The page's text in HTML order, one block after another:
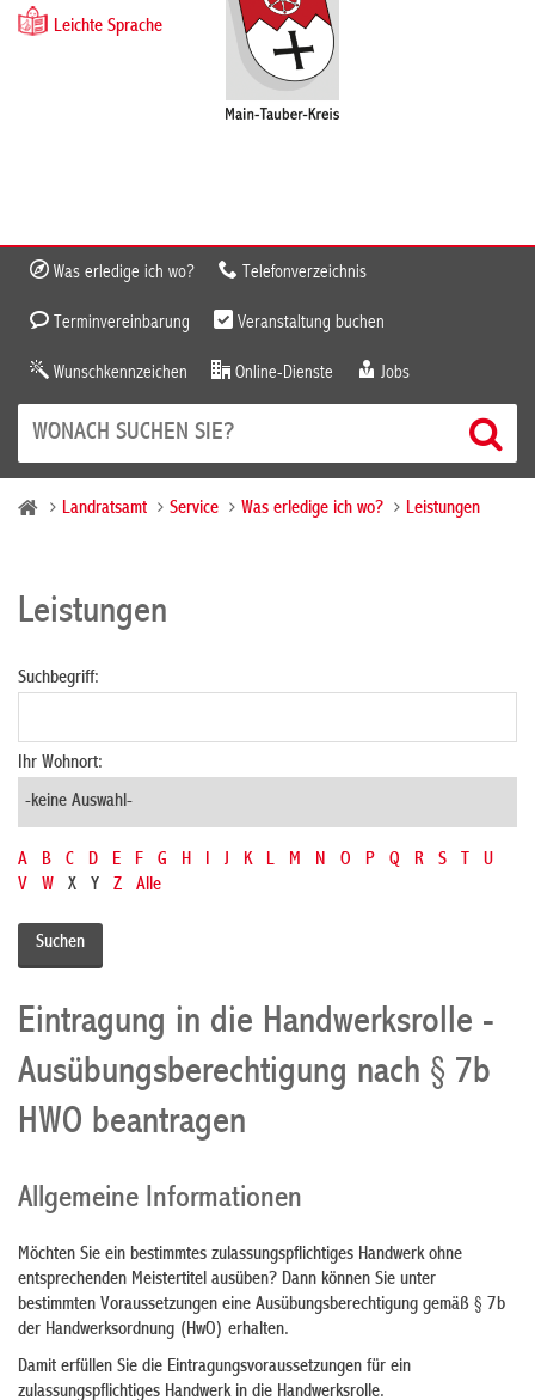
Leichte Sprache
Was erledige ich wo? Telefonverzeichnis
Terminvereinbarung Veranstaltung buchen
Wunschkennzeichen Online-Dienste Jobs
Landratsamt Service Was erledige ich wo? Leistungen
Leistungen
Suchbegriff:
Ihr Wohnort:
A B C D E F G H I J K L M N O P Q R S T
U
V
W X Y Z Alle
Eintragung in die Handwerksrolle -
Ausübungsberechtigung nach § 7b
HWO beantragen
Allgemeine Informationen
Möchten Sie ein bestimmtes zulassungspflichtiges Handwerk ohne
entsprechenden Meistertitel ausüben? Dann können Sie unter
bestimmten Voraussetzungen eine Ausübungsberechtigung gemäß § 7b
der Handwerksordnung (HwO) erhalten.
Damit erfüllen Sie die Eintragungsvoraussetzungen für ein
zulassungspflichtiges Handwerk in die Handwerksrolle.